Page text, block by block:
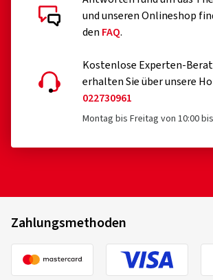
und unseren Onlineshop
den FAQ.
Kostenlose Experten-
erhalten Sie über unsere
022730961
Montag bis Freitag von 10:00
Zahlungsmethoden